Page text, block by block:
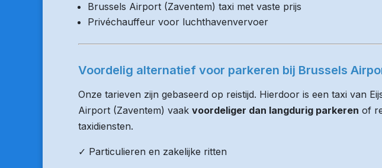
Brussels Airport (Zaventem) taxi met vaste prijs
Privéchauffeur voor luchthavenvervoer
Voordelig alternatief voor parkeren bij Brussels
Onze tarieven zijn gebaseerd op reistijd. Hierdoor is een taxi van
Airport (Zaventem) vaak voordeliger dan langdurig parkeren of
taxidiensten.
✓ Particulieren en zakelijke ritten